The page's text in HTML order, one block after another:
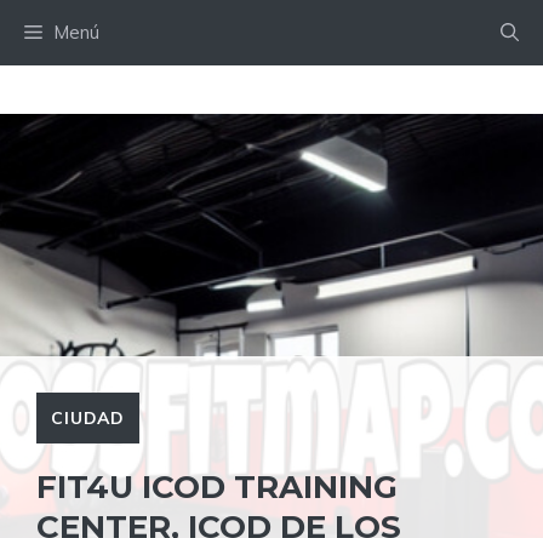
Menú
CIUDAD
FIT4U ICOD TRAINING
CENTER, ICOD DE LOS